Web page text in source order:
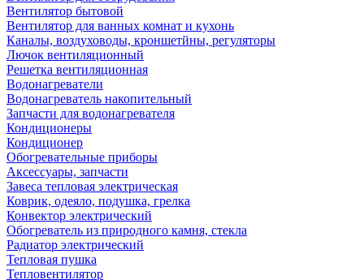
Вентилятор бытовой
Вентилятор для ванных комнат и кухонь
Каналы, воздуховоды, кроншетйны, регуляторы
Лючок вентиляционный
Решетка вентиляционная
Водонагреватели
Водонагреватель накопительный
Запчасти для водонагревателя
Кондиционеры
Кондиционер
Обогревательные приборы
Аксессуары, запчасти
Завеса тепловая электрическая
Коврик, одеяло, подушка, грелка
Конвектор электрический
Обогреватель из природного камня, стекла
Радиатор электрический
Тепловая пушка
Тепловентилятор